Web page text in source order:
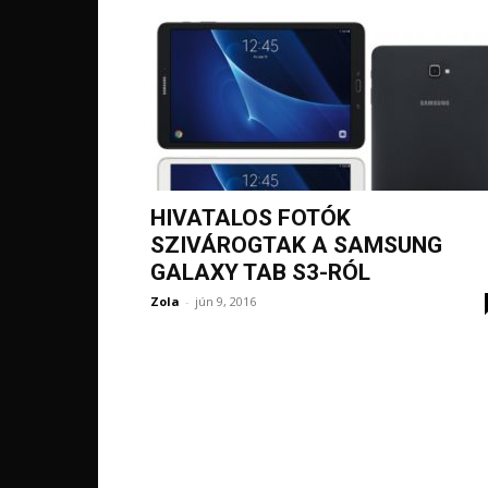
HIVATALOS FOTÓK
SZIVÁROGTAK A SAMSUNG
GALAXY TAB S3-RÓL
Zola - jún 9, 2016